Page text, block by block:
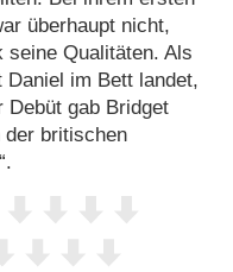
überhaupt nicht,
Qualitäten. Als
im Bett landet,
gab Bridget
der britischen